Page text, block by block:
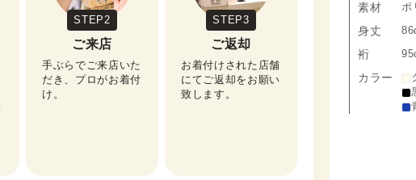
STEP2
ご来店
手ぶらでご来店いた
だき、プロがお着付
け。
STEP3
ご返却
お着付けされた店舗
にてご返却をお願い
致します。
素材 ポ
身丈
裄
カラー